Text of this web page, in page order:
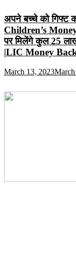
अपने बच्चे को गिफ्ट
Children’s
पर मिलेंगे कुल 25 लाख
|LIC Money
March 13, 2023